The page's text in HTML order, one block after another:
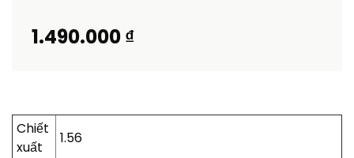
1.490.000 ₫
Chiết
xuất
1.56